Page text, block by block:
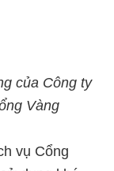
của Công ty
Vàng
vụ Cổng